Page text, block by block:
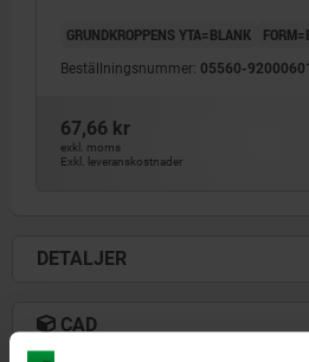
GRUNDKROPPENS YTA=BLANK
Beställningsnummer: 05560-
67,66 kr
exkl. moms
Exkl. leveranskostnader
DETALJER
CAD